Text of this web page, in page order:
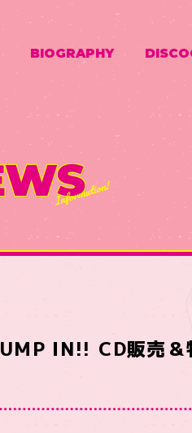
BIOGRAPHY
IN!! CD販売＆